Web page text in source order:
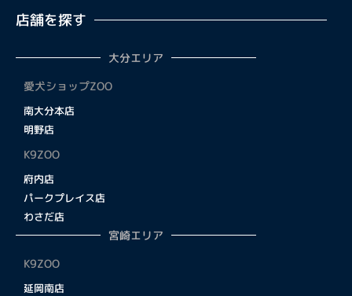
店舗を探す
大分エリア
愛犬ショップZOO
南大分本店
明野店
K9ZOO
府内店
パークプレイス店
わさだ店
宮崎エリア
K9ZOO
延岡南店